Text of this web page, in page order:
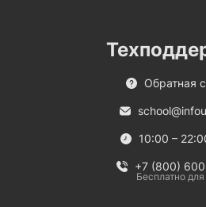
Обратная
10:00 –
+7 (800)
Бесплатно